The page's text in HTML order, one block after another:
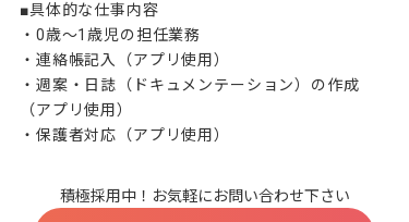
■具体的な仕事内容
・0歳～1歳児の担任業務
・連絡帳記入（アプリ使用）
・週案・日誌（ドキュメンテーション）の作成
（アプリ使用）
・保護者対応（アプリ使用）
積極採用中！お気軽にお問い合わせ下さい